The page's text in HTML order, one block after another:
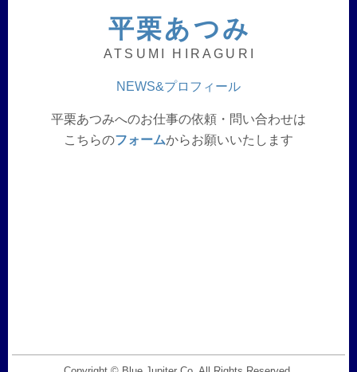
平栗あつみ
ATSUMI HIRAGURI
NEWS&プロフィール
平栗あつみへのお仕事の依頼・問い合わせは
こちらのフォームからお願いいたします